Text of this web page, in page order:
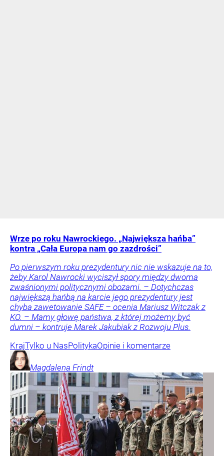
Wrze po roku Nawrockiego. „Największa hańba”
kontra „Cała Europa nam go zazdrości”
Po pierwszym roku prezydentury nic nie wskazuje na to,
żeby Karol Nawrocki wyciszył spory między dwoma
zwaśnionymi politycznymi obozami. – Dotychczas
największą hańbą na karcie jego prezydentury jest
chyba zawetowanie SAFE – ocenia Mariusz Witczak z
KO. – Mamy głowę państwa, z której możemy być
dumni – kontruje Marek Jakubiak z Rozwoju Plus.
KrajTylko u NasPolitykaOpinie i komentarze
Magdalena Frindt